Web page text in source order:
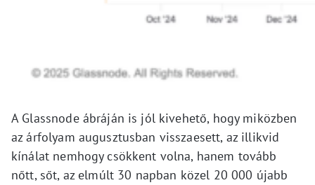
A Glassnode ábráján is jól kivehető, hogy miközben
az árfolyam augusztusban visszaesett, az illikvid
kínálat nemhogy csökkent volna, hanem tovább
nőtt, sőt, az elmúlt 30 napban közel 20 000 újabb